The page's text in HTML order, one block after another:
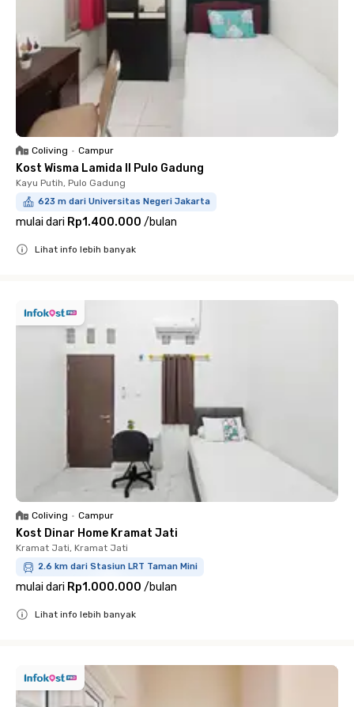
Coliving • Campur
Kost Wisma Lamida II Pulo Gadung
Kayu Putih, Pulo Gadung
623 m dari Universitas Negeri Jakarta
mulai dari Rp1.400.000 /bulan
Lihat info lebih banyak
Coliving • Campur
Kost Dinar Home Kramat Jati
Kramat Jati, Kramat Jati
2.6 km dari Stasiun LRT Taman Mini
mulai dari Rp1.000.000 /bulan
Lihat info lebih banyak